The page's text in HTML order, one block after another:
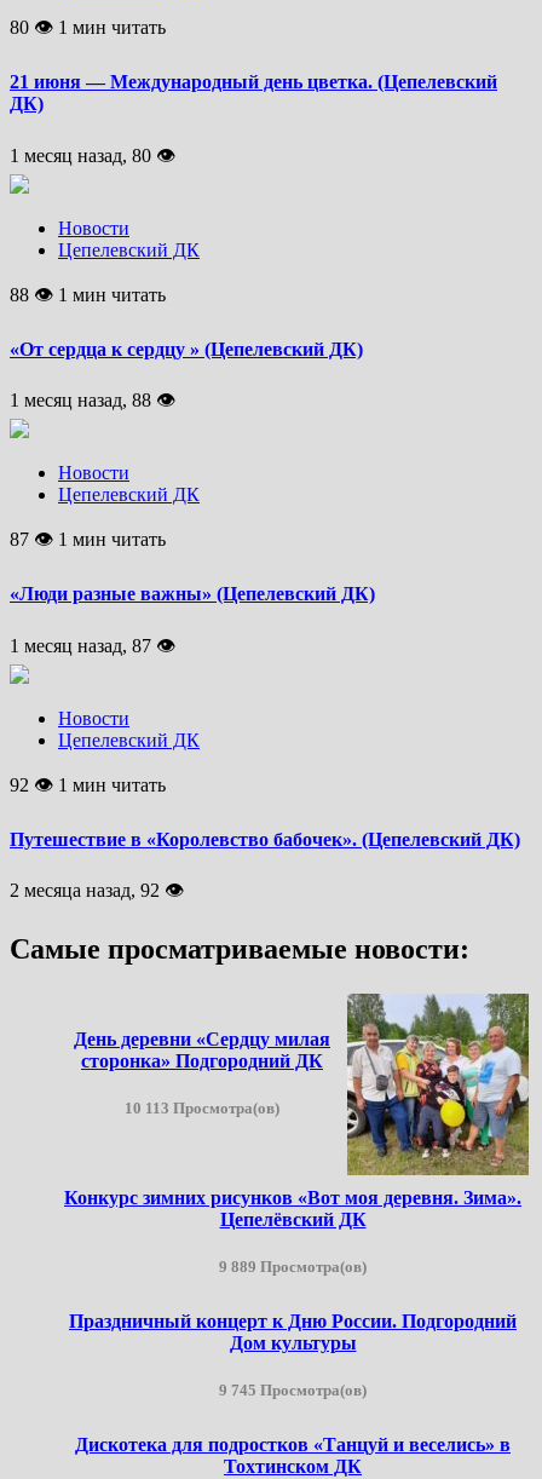
80 👁 1 мин читать
21 июня — Международный день цветка. (Цепелевский
ДК)
1 месяц назад, 80 👁
Новости
Цепелевский ДК
88 👁 1 мин читать
«От сердца к сердцу » (Цепелевский ДК)
1 месяц назад, 88 👁
Новости
Цепелевский ДК
87 👁 1 мин читать
«Люди разные важны» (Цепелевский ДК)
1 месяц назад, 87 👁
Новости
Цепелевский ДК
92 👁 1 мин читать
Путешествие в «Королевство бабочек». (Цепелевский ДК)
2 месяца назад, 92 👁
Самые просматриваемые новости:
День деревни «Сердцу милая
сторонка» Подгородний ДК
10 113 Просмотра(ов)
Конкурс зимних рисунков «Вот моя деревня. Зима».
Цепелёвский ДК
9 889 Просмотра(ов)
Праздничный концерт к Дню России. Подгородний
Дом культуры
9 745 Просмотра(ов)
Дискотека для подростков «Танцуй и веселись» в
Тохтинском ДК